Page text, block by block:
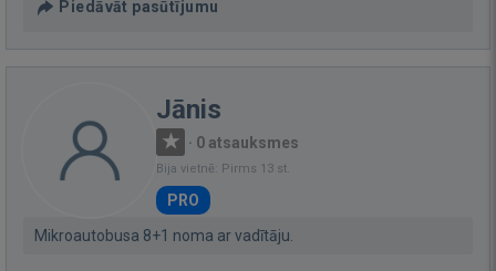
Piedāvāt pasūtījumu
Jānis
· 0 atsauksmes
Bija vietnē: Pirms 13 st.
PRO
Mikroautobusa 8+1 noma ar vadītāju.